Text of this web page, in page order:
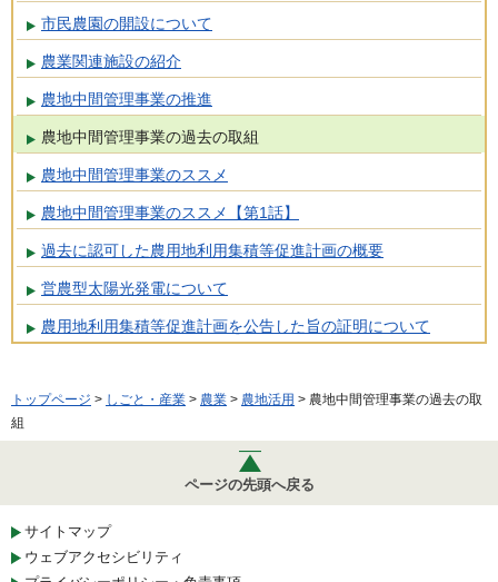
市民農園の開設について
農業関連施設の紹介
農地中間管理事業の推進
農地中間管理事業の過去の取組
農地中間管理事業のススメ
農地中間管理事業のススメ【第1話】
過去に認可した農用地利用集積等促進計画の概要
営農型太陽光発電について
農用地利用集積等促進計画を公告した旨の証明について
トップページ > しごと・産業 > 農業 > 農地活用 > 農地中間管理事業の過去の取
組
ページの先頭へ戻る
サイトマップ
ウェブアクセシビリティ